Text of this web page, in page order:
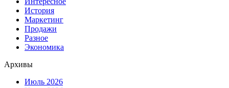
История
Маркетинг
Продажи
Разное
Экономика
Архивы
Июль 2026